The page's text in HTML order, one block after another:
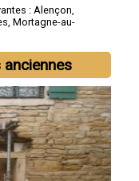
: Alençon,
, Mortagne-au-